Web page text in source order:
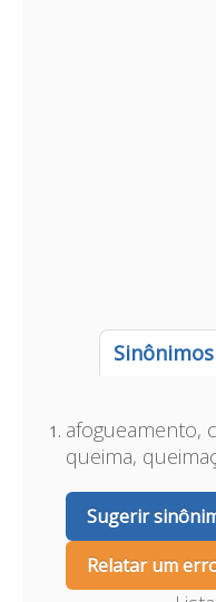
Sinônimos
afogueamento,
queima,
Sugerir
Relatar um